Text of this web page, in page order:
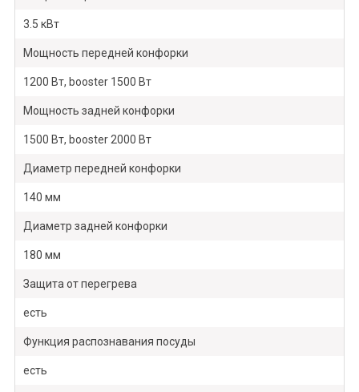
3.5 кВт
Мощность передней конфорки
1200 Вт, booster 1500 Вт
Мощность задней конфорки
1500 Вт, booster 2000 Вт
Диаметр передней конфорки
140 мм
Диаметр задней конфорки
180 мм
Защита от перегрева
есть
Функция распознавания посуды
есть